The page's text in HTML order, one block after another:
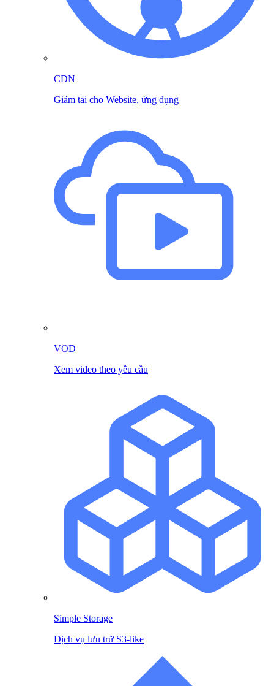
CDN
Giảm tải cho Website, ứng dụng
VOD
Xem video theo yêu cầu
Simple Storage
Dịch vụ lưu trữ S3-like